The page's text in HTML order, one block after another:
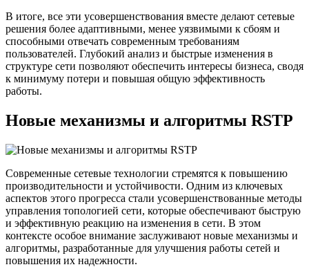
В итоге, все эти усовершенствования вместе делают сетевые
решения более адаптивными, менее уязвимыми к сбоям и
способными отвечать современным требованиям
пользователей. Глубокий анализ и быстрые изменения в
структуре сети позволяют обеспечить интересы бизнеса, сводя
к минимуму потери и повышая общую эффективность
работы.
Новые механизмы и алгоритмы RSTP
Современные сетевые технологии стремятся к повышению
производительности и устойчивости. Одним из ключевых
аспектов этого прогресса стали усовершенствованные методы
управления топологией сети, которые обеспечивают быструю
и эффективную реакцию на изменения в сети. В этом
контексте особое внимание заслуживают новые механизмы и
алгоритмы, разработанные для улучшения работы сетей и
повышения их надежности.